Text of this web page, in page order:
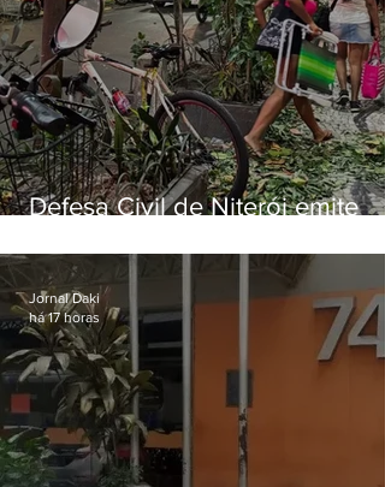
Defesa Civil de Niterói emite
sexta-feira (07)
Jornal Daki
há 17 horas